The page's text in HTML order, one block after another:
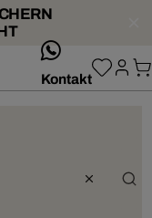
Kontakt